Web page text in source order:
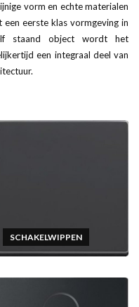
vorm en echte materialen
eerste klas vormgeving in
staand object wordt het
een integraal deel van
SCHAKELWIPPEN